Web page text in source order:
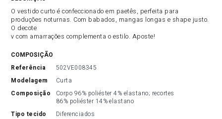
O vestido curto é confeccionado em paetês, perfeita para
produções noturnas. Com babados, mangas longas e shape justo.
O decote
v com amarrações complementa o estilo. Aposte!
COMPOSIÇÃO
referência
502VE008345
modelagem
Curta
composição
Corpo 96% poliéster 4% elastano; recortes
86% poliéster 14% elastano
tipo tecido
Diferenciados